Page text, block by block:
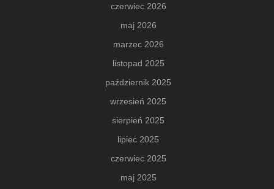
czerwiec 2026
maj 2026
marzec 2026
listopad 2025
październik 2025
wrzesień 2025
sierpień 2025
lipiec 2025
czerwiec 2025
maj 2025